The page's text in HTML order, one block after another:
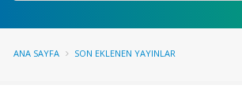
ANA SAYFA SON EKLENEN YAYINLAR